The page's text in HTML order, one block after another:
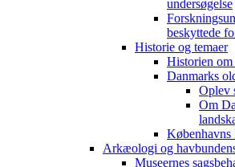
undersøgelse
beskyttede
Historie og temaer
Historien om
Danmarks
Oplev
Om
Arkæologi og
Museernes